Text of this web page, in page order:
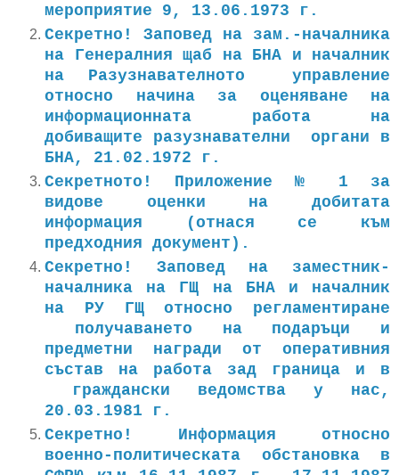
мероприятие 9, 13.06.1973 г.
Секретно! Заповед на зам.-началника
на Генералния щаб на БНА и началник
на Разузнавателното управление
относно начина за оценяване на
информационната работа на
добиващите разузнавателни органи в
БНА, 21.02.1972 г.
Секретното! Приложение № 1 за
видове оценки на добитата
информация (отнася се към
предходния документ).
Секретно! Заповед на заместник-
началника на ГЩ на БНА и началник
на РУ ГЩ относно регламентиране
получаването на подаръци и
предметни награди от оперативния
състав на работа зад граница и в
граждански ведомства у нас,
20.03.1981 г.
Секретно! Информация относно
военно-политическата обстановка в